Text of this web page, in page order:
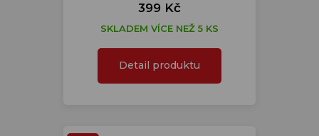
399 Kč
SKLADEM VÍCE NEŽ 5 KS
Detail produktu